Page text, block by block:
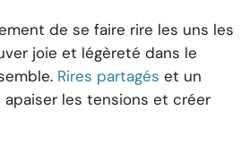
de se faire rire les uns les
joie et légèreté dans le
Rires partagés et un
les tensions et créer